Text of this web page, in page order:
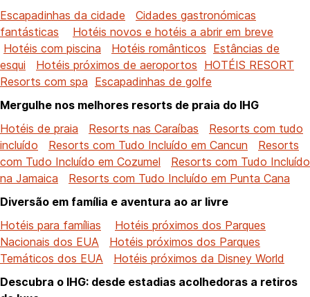
Escapadinhas da cidade
Cidades gastronómicas
fantásticas
Hotéis novos e hotéis a abrir em breve
Hotéis com piscina
Hotéis românticos Estâncias de
esqui
Hotéis próximos de aeroportos HOTÉIS RESORT
Resorts com spa Escapadinhas de golfe
Mergulhe nos melhores resorts de praia do IHG
Hotéis de praia
Resorts nas Caraíbas
Resorts com tudo
incluído
Resorts com Tudo Incluído em Cancun
Resorts
com Tudo Incluído em Cozumel
Resorts com Tudo Incluído
na Jamaica
Resorts com Tudo Incluído em Punta Cana
Diversão em família e aventura ao ar livre
Hotéis para famílias
Hotéis próximos dos Parques
Nacionais dos EUA
Hotéis próximos dos Parques
Temáticos dos EUA
Hotéis próximos da Disney World
Descubra o IHG: desde estadias acolhedoras a retiros